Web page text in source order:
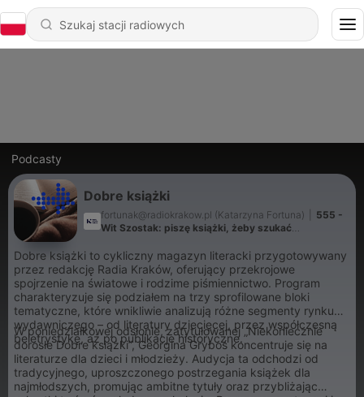
Podcasty
Dobre książki
fortunak@radiokrakow.pl (Katarzyna Fortuna)
555 -
Wit Szostak: piszę książki, żeby szukać
Dobre książki to cykliczny magazyn literacki przygotowywany
przez redakcję Radia Kraków, oferujący przekrojowe
spojrzenie na światowe i rodzime piśmiennictwo. Program
charakteryzuje się podziałem na trzy sprofilowane bloki
tematyczne, które wnikliwie analizują różne segmenty rynku
wydawniczego – od literatury dziecięcej, przez współczesną
beletrystykę, aż po publikacje historyczne.
W poniedziałkowej odsłonie, zatytułowanej „Niekoniecznie
dorosłe Dobre książki”, Georgina Gryboś koncentruje się na
literaturze dla dzieci i młodzieży. Audycja ta odchodzi od
tradycyjnego, uproszczonego postrzegania książek dla
najmłodszych, promując ambitne tytuły oraz przybliżając